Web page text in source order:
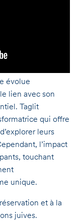
évolue
lien avec son
Taglit
qui offre
leurs
l’impact
touchant
unique.
et à la
juives.